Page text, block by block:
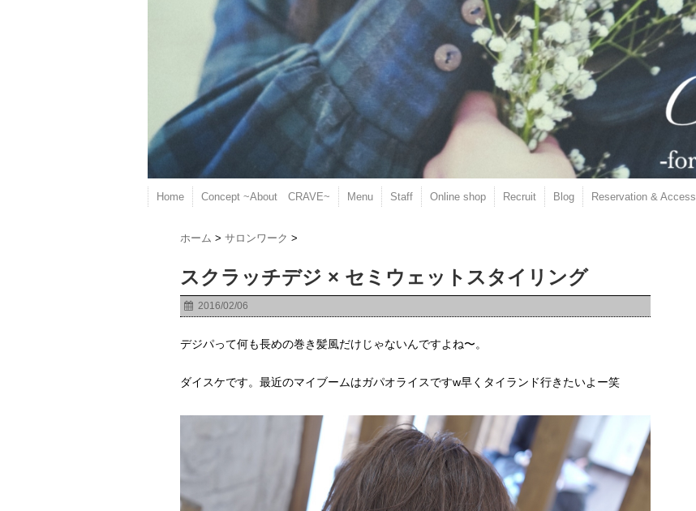
Home Concept ~About CRAVE~ Menu Staff Online shop Recruit Blog Reservation & Access
ホーム > サロンワーク >
スクラッチデジ × セミウェットスタイリング
2016/02/06
デジパって何も長めの巻き髪風だけじゃないんですよね〜。
ダイスケです。最近のマイブームはガパオライスですw早くタイランド行きたいよー笑